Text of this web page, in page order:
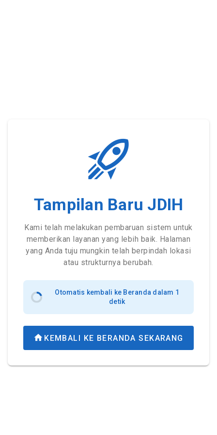
Tampilan Baru JDIH
Kami telah melakukan pembaruan sistem untuk
memberikan layanan yang lebih baik. Halaman
yang Anda tuju mungkin telah berpindah lokasi
atau strukturnya berubah.
Otomatis kembali ke Beranda dalam 1
detik
KEMBALI KE BERANDA SEKARANG